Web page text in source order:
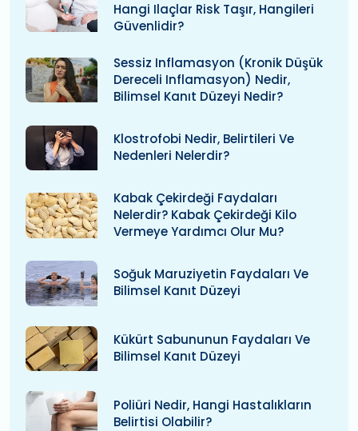
Hangi Ilaçlar Risk Taşır, Hangileri
Güvenlidir?
Sessiz Inflamasyon (kronik Düşük
Dereceli Inflamasyon) Nedir,
Bilimsel Kanıt Düzeyi Nedir?
Klostrofobi Nedir, Belirtileri Ve
Nedenleri Nelerdir?
Kabak Çekirdeği Faydaları
Nelerdir? Kabak Çekirdeği Kilo
Vermeye Yardımcı Olur Mu?
Soğuk Maruziyetin Faydaları Ve
Bilimsel Kanıt Düzeyi
Kükürt Sabununun Faydaları Ve
Bilimsel Kanıt Düzeyi
Poliüri Nedir, Hangi Hastalıkların
Belirtisi Olabilir?